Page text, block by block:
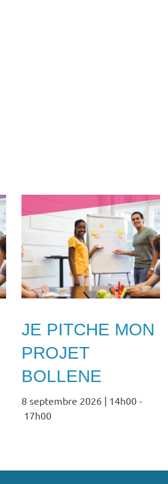
JE PITCHE MON
PROJET
BOLLENE
8 septembre 2026 | 14h00 -
17h00